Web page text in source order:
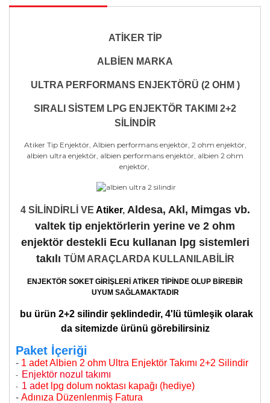
ATİKER TİP
ALBİEN MARKA
ULTRA PERFORMANS ENJEKTÖRÜ (2 OHM )
SIRALI SİSTEM LPG ENJEKTÖR TAKIMI 2+2
SİLİNDİR
Atiker Tip Enjektör, Albien performans enjektör, 2 ohm enjektör,
albien ultra enjektör, albien performans enjektör, albien 2 ohm
enjektör,
4 SİLİNDİRLİ VE Atiker, Aldesa, Akl, Mimgas vb.
valtek tip enjektörlerin yerine ve 2 ohm
enjektör destekli Ecu kullanan lpg sistemleri
takılı TÜM ARAÇLARDA KULLANILABİLİR
ENJEKTÖR SOKET GİRİŞLERİ ATİKER TİPİNDE OLUP BİREBİR
UYUM SAĞLAMAKTADIR
bu ürün 2+2 silindir şeklindedir, 4'lü tümleşik olarak
da sitemizde ürünü görebilirsiniz
Paket İçeriği
- 1 adet Albien 2 ohm Ultra Enjektör Takımı 2+2 Silindir
- Enjektör nozul takımı
- 1 adet lpg dolum noktası kapağı (hediye)
- Adınıza Düzenlenmiş Fatura